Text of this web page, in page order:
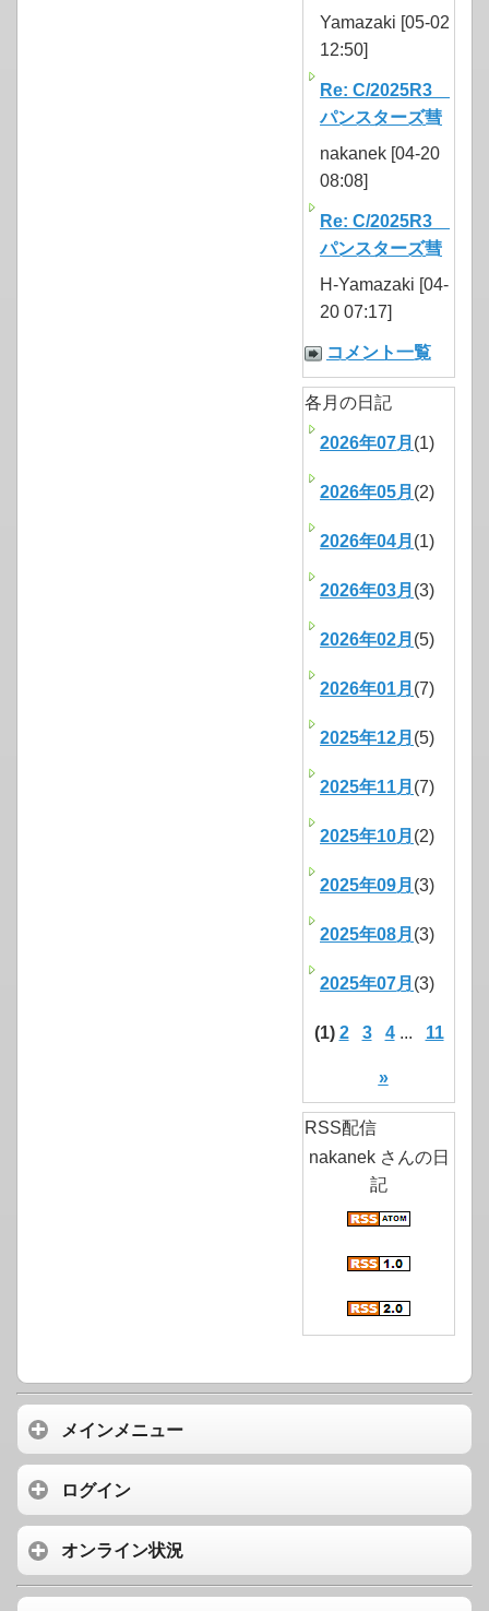
Yamazaki [05-02
12:50]
Re: C/2025R3
パンスターズ彗
nakanek [04-20
08:08]
Re: C/2025R3
パンスターズ彗
H-Yamazaki [04-
20 07:17]
コメント一覧
各月の日記
2026年07月 (1)
2026年05月 (2)
2026年04月 (1)
2026年03月 (3)
2026年02月 (5)
2026年01月 (7)
2025年12月 (5)
2025年11月 (7)
2025年10月 (2)
2025年09月 (3)
2025年08月 (3)
2025年07月 (3)
(1) 2 3 4... 11
»
RSS配信
nakanek さんの日
記
メインメニュー
ログイン
オンライン状況